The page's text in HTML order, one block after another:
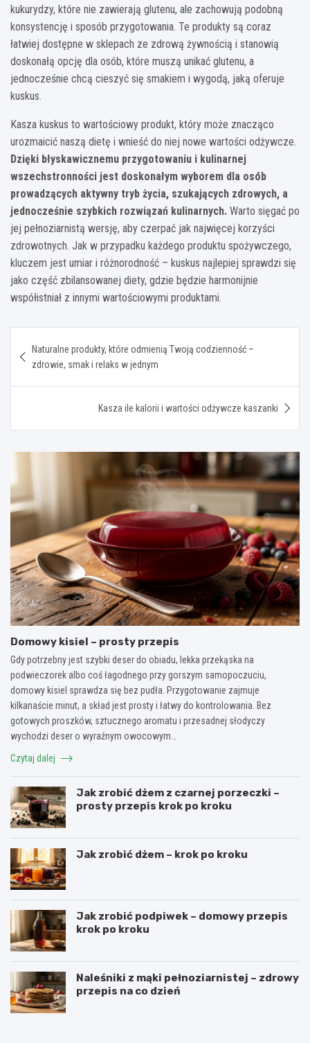
kukurydzy, które nie zawierają glutenu, ale zachowują podobną
konsystencję i sposób przygotowania. Te produkty są coraz
łatwiej dostępne w sklepach ze zdrową żywnością i stanowią
doskonałą opcję dla osób, które muszą unikać glutenu, a
jednocześnie chcą cieszyć się smakiem i wygodą, jaką oferuje
kuskus.
Kasza kuskus to wartościowy produkt, który może znacząco
urozmaicić naszą dietę i wnieść do niej nowe wartości odżywcze.
Dzięki błyskawicznemu przygotowaniu i kulinarnej
wszechstronności jest doskonałym wyborem dla osób
prowadzących aktywny tryb życia, szukających zdrowych, a
jednocześnie szybkich rozwiązań kulinarnych. Warto sięgać po
jej pełnoziarnistą wersję, aby czerpać jak najwięcej korzyści
zdrowotnych. Jak w przypadku każdego produktu spożywczego,
kluczem jest umiar i różnorodność – kuskus najlepiej sprawdzi się
jako część zbilansowanej diety, gdzie będzie harmonijnie
współistniał z innymi wartościowymi produktami.
wpisu
Naturalne produkty, które odmienią Twoją codzienność –
zdrowie, smak i relaks w jednym
Kasza ile kalorii i wartości odżywcze kaszanki
Domowy kisiel – prosty przepis
Gdy potrzebny jest szybki deser do obiadu, lekka przekąska na
podwieczorek albo coś łagodnego przy gorszym samopoczuciu,
domowy kisiel sprawdza się bez pudła. Przygotowanie zajmuje
kilkanaście minut, a skład jest prosty i łatwy do kontrolowania. Bez
gotowych proszków, sztucznego aromatu i przesadnej słodyczy
wychodzi deser o wyraźnym owocowym…
Czytaj dalej
Jak zrobić dżem z czarnej porzeczki –
prosty przepis krok po kroku
Jak zrobić dżem – krok po kroku
Jak zrobić podpiwek – domowy przepis
krok po kroku
Naleśniki z mąki pełnoziarnistej – zdrowy
przepis na co dzień